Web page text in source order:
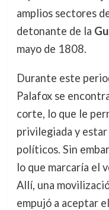
amplios sectores
detonante de la
mayo de 1808.
Durante este
Palafox se
corte, lo que le
privilegiada y
políticos. Sin
lo que marcaría el
Allí, una
empujó a aceptar